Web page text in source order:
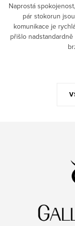
Naprostá
pár stokorun
komunikace je
přišlo